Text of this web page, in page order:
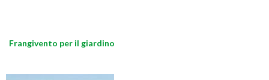
Frangivento per il giardino